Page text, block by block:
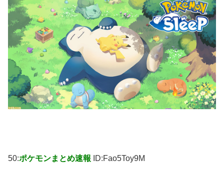
50:ポケモンまとめ速報 ID:Fao5Toy9M